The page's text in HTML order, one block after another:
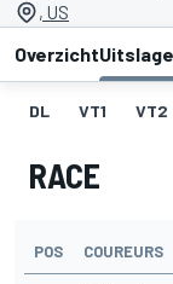
, US
Overzicht
DL VT1 VT2
RACE
POS COUREURS